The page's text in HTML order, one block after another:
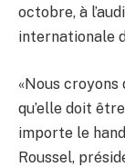
octobre, à
internationale
«Nous croyons
qu’elle doit
importe le
Roussel,